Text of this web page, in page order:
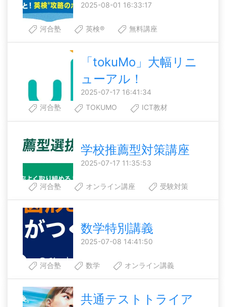
2025-08-01 16:33:17
河合塾 英検® 無料講座
「tokuMo」大幅リニ
ューアル！
2025-07-17 16:41:34
河合塾
TOKUMO ICT教材
学校推薦型対策講座
2025-07-17 11:35:53
河合塾 オンライン講座 受験対策
数学特別講義
2025-07-08 14:41:50
河合塾 数学 オンライン講義
共通テストトライア